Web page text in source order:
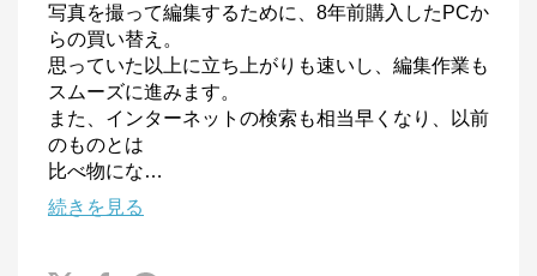
写真を撮って編集するために、8年前購入したPCか
らの買い替え。
思っていた以上に立ち上がりも速いし、編集作業も
スムーズに進みます。
また、インターネットの検索も相当早くなり、以前
のものとは
比べ物にな…
続きを見る